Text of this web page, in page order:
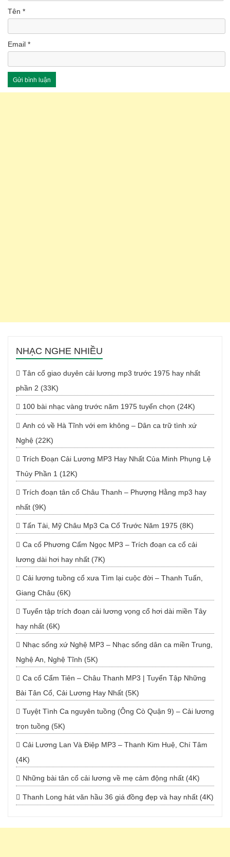
Tên *
Email *
NHẠC NGHE NHIỀU
Tân cổ giao duyên cải lương mp3 trước 1975 hay nhất
phần 2 (33K)
100 bài nhạc vàng trước năm 1975 tuyển chọn (24K)
Anh có về Hà Tĩnh với em không – Dân ca trữ tình xứ
Nghệ (22K)
Trích Đoạn Cải Lương MP3 Hay Nhất Của Minh Phụng Lệ
Thủy Phần 1 (12K)
Trích đoạn tân cổ Châu Thanh – Phượng Hằng mp3 hay
nhất (9K)
Tấn Tài, Mỹ Châu Mp3 Ca Cổ Trước Năm 1975 (8K)
Ca cổ Phương Cẩm Ngọc MP3 – Trích đoạn ca cổ cải
lương dài hơi hay nhất (7K)
Cải lương tuồng cổ xưa Tìm lại cuộc đời – Thanh Tuấn,
Giang Châu (6K)
Tuyển tập trích đoạn cải lương vọng cổ hơi dài miền Tây
hay nhất (6K)
Nhạc sống xứ Nghệ MP3 – Nhạc sống dân ca miền Trung,
Nghệ An, Nghệ Tĩnh (5K)
Ca cổ Cẩm Tiên – Châu Thanh MP3 | Tuyển Tập Những
Bài Tân Cổ, Cải Lương Hay Nhất (5K)
Tuyệt Tình Ca nguyên tuồng (Ông Cò Quận 9) – Cải lương
trọn tuồng (5K)
Cải Lương Lan Và Điệp MP3 – Thanh Kim Huệ, Chí Tâm
(4K)
Những bài tân cổ cải lương về mẹ cảm động nhất (4K)
Thanh Long hát văn hầu 36 giá đồng đẹp và hay nhất (4K)